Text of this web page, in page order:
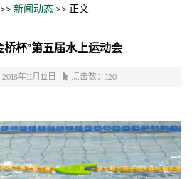
>> 新闻动态 >> 正文
桥杯”第五届水上运动会
年11月12日 点击数： 120